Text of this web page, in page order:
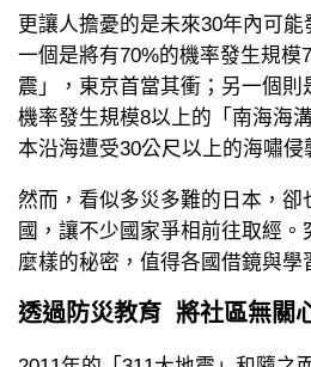
更讓人擔憂的是未來30年內可能
一個是將有70%的機率發生規模
震」，東京首當其衝；另一個則
機率發生規模8以上的「南海海
本沿海遭受30公尺以上的海嘯侵
然而，看似多災多難的日本，卻
國，讓不少國家爭相前往取經
麼樣的秘密，值得各國借鏡與學
透過防災教育 將社區無關